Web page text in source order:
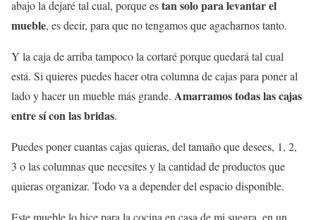
abajo la dejaré tal cual, porque estan solo para levantar el
mueble, es decir, para que no tengamos que agacharnos tanto.
Y la caja de arriba tampoco la cortaré porque quedará tal cual
está. Si quieres puedes hacer otra columna de cajas para poner al
lado y hacer un mueble más grande. Amarramos todas las cajas
entre sí con las bridas.
Puedes poner cuantas cajas quieras, del tamaño que desees, 1, 2,
3 o las columnas que necesites y la cantidad de productos que
quieras organizar. Todo va a depender del espacio disponible.
Este mueble lo hice para la cocina en casa de mi suegra, en un